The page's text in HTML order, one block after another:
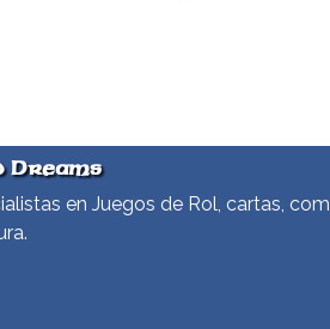
Dreams
en Juegos de Rol, cartas,